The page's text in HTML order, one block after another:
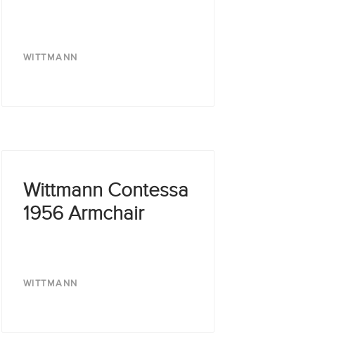
WITTMANN
Wittmann Contessa
1956 Armchair
WITTMANN